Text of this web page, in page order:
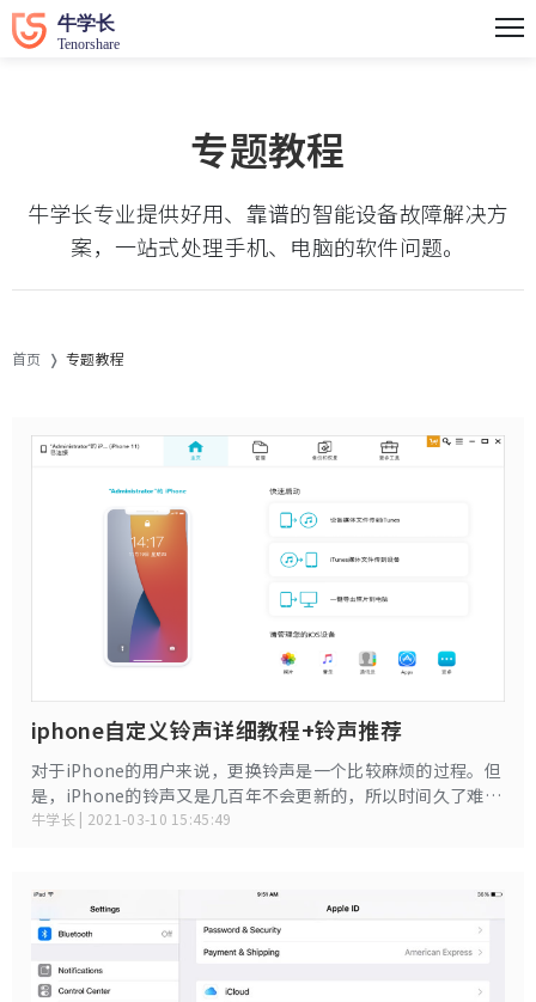
专题教程
牛学长专业提供好用、靠谱的智能设备故障解决方
案，一站式处理手机、电脑的软件问题。
首页 专题教程
iphone自定义铃声详细教程+铃声推荐
对于iPhone的用户来说，更换铃声是一个比较麻烦的过程。但
是，iPhone的铃声又是几百年不会更新的，所以时间久了难免
想要换个新歌，以防耳朵起茧。好了，废话不多说。今天帮大
牛学长 | 2021-03-10 15:45:49